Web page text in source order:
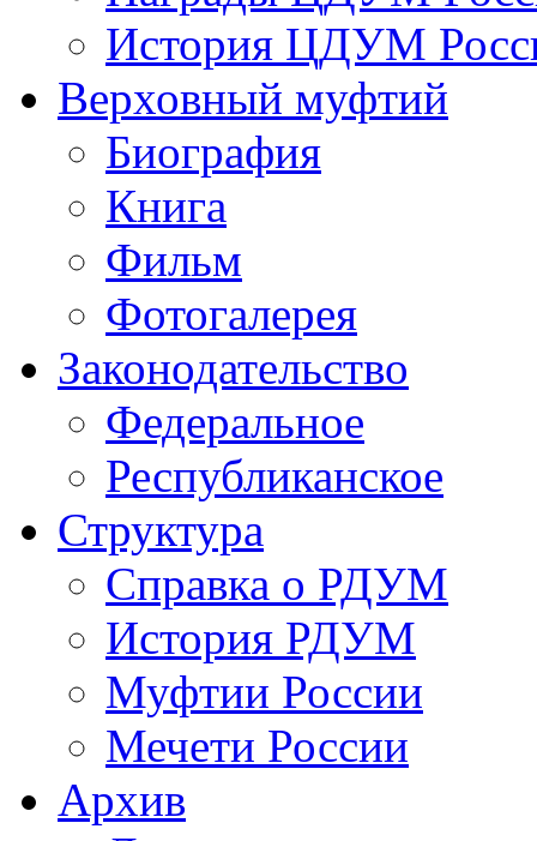
История ЦДУМ
Верховный муфтий
Биография
Книга
Фильм
Фотогалерея
Законодательство
Федеральное
Республиканское
Структура
Справка о РДУМ
История РДУМ
Муфтии России
Мечети России
Архив